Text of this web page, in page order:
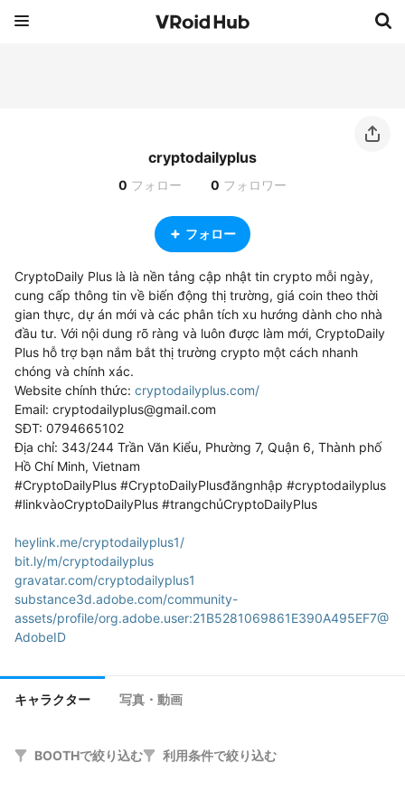
cryptodailyplus
0 フォロー 0 フォロワー
フォロー
CryptoDaily Plus là là nền tảng cập nhật tin crypto mỗi ngày,
cung cấp thông tin về biến động thị trường, giá coin theo thời
gian thực, dự án mới và các phân tích xu hướng dành cho nhà
đầu tư. Với nội dung rõ ràng và luôn được làm mới, CryptoDaily
Plus hỗ trợ bạn nắm bắt thị trường crypto một cách nhanh
chóng và chính xác.
Website chính thức: cryptodailyplus.com/
Email: cryptodailyplus@gmail.com
SĐT: 0794665102
Địa chỉ: 343/244 Trần Văn Kiểu, Phường 7, Quận 6, Thành phố
Hồ Chí Minh, Vietnam
#CryptoDailyPlus #CryptoDailyPlusđăngnhập #cryptodailyplus
#linkvàoCryptoDailyPlus #trangchủCryptoDailyPlus
heylink.me/cryptodailyplus1/
bit.ly/m/cryptodailyplus
gravatar.com/cryptodailyplus1
substance3d.adobe.com/community-
assets/profile/org.adobe.user:21B5281069861E390A495EF7@
AdobeID
profile.hatena.ne.jp/cryptodailyplus1/profile
issuu.com/cryptodailyplus1
jakle.sakura.ne.jp/pukiwiki/?cryptodailyplus
キャラクター 写真・動画
BOOTHで絞り込む 利用条件で絞り込む